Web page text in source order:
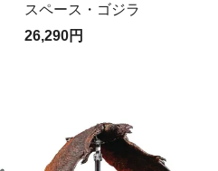
スペース・ゴジラ
26,290円